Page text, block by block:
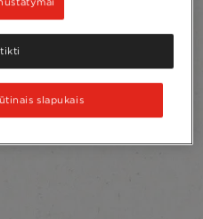
slapukais